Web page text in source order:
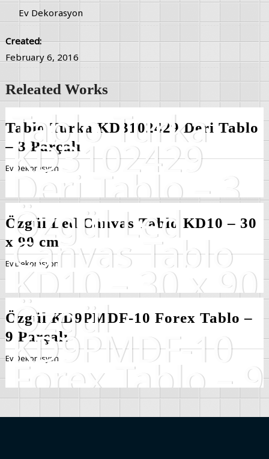
Ev Dekorasyon
Created:
February 6, 2016
Releated Works
Tablo Turka KD3102429 Deri Tablo
– 3 Parçalı
Ev Dekorasyon
Özgül Led Canvas Tablo KD10 – 30
x 90 cm
Ev Dekorasyon
Özgül KD9PMDF-10 Forex Tablo –
9 Parçalı
Ev Dekorasyon